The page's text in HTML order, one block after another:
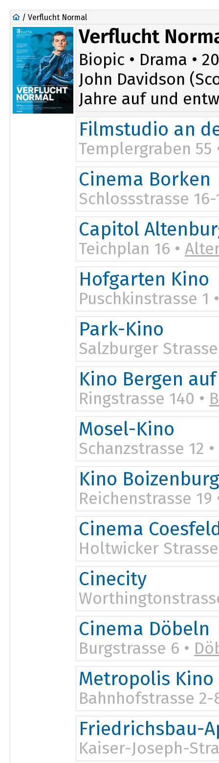
/ Verflucht Normal
Verflucht
Biopic • Drama •
John Davidson
Jahre auf und
Filmstudio an
Templergraben 55
20:15
Cinema Borken
Schlossstrasse
Capitol
Teichplan 16 •
Hofgarten Kino
Puschkinstrasse 1
Park-Kino
Salzburger
Kino Bergen
Ringstrasse 140 •
Mosel-Kino
Schanzstrasse 12 •
Kino Boizenburg
Reichenstrasse 19
20:00
Cinema
Holtwicker
Cinecity
15:30
Cinema Döbeln
Burgstrasse 6 •
Metropolis
Bahnhofstrasse 2-
20:00
Friedrichsbau-
Kaiser-Joseph-